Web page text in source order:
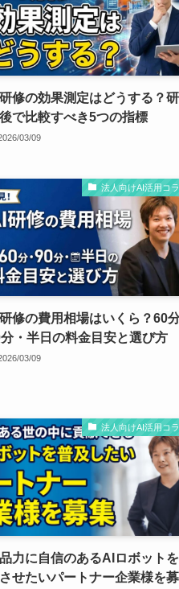
修の効果測定はどうする？
で比較すべき5つの指標
03/09
法人向けAI活用コ
修の費用相場はいくら？60分
・半日の料金目安と選び方
03/09
法人向けAI活用コ
力に自信のあるAIロボット
せたいパートナー企業様を